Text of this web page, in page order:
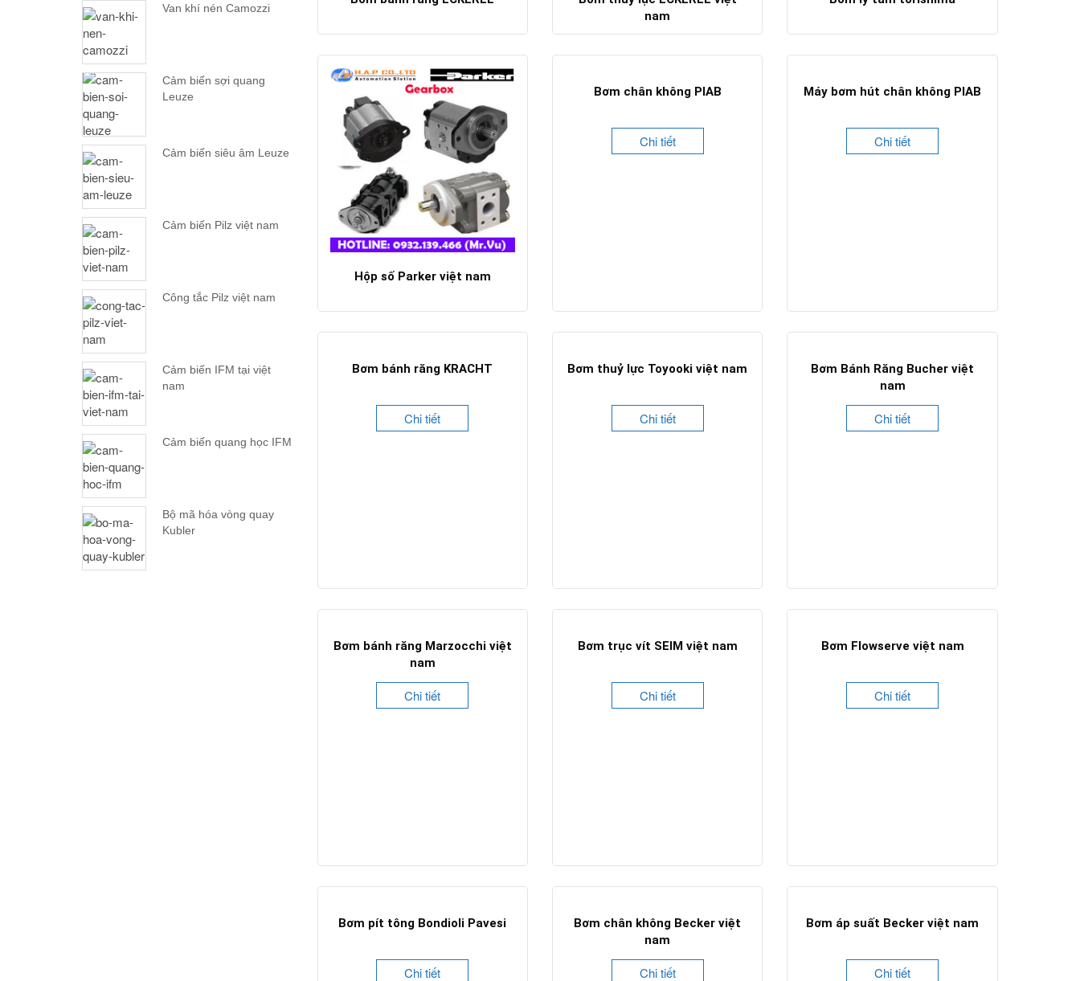
nam
Hộp số Parker việt nam
Bơm chân không PIAB
Chi tiết
Máy bơm hút chân không PIAB
Chi tiết
Bơm bánh răng KRACHT
Chi tiết
Bơm thuỷ lực Toyooki việt nam
Chi tiết
Bơm Bánh Răng Bucher việt
nam
Chi tiết
Bơm bánh răng Marzocchi việt
nam
Chi tiết
Bơm trục vít SEIM việt nam
Chi tiết
Bơm Flowserve việt nam
Chi tiết
Bơm pít tông Bondioli Pavesi
Chi tiết
Bơm chân không Becker việt
nam
Chi tiết
Bơm áp suất Becker việt nam
Chi tiết
Van khí nén Camozzi
Cảm biến sợi quang
Leuze
Cảm biến siêu âm Leuze
Cảm biến Pilz việt nam
Công tắc Pilz việt nam
Cảm biến IFM tại việt
nam
Cảm biến quang học IFM
Bộ mã hóa vòng quay
Kubler